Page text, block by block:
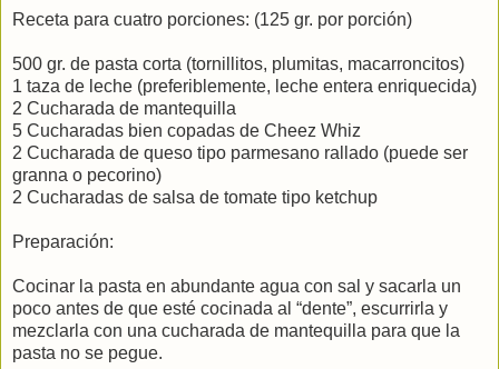
Receta para cuatro porciones: (125 gr. por porción)
500 gr. de pasta corta (tornillitos, plumitas, macarroncitos)
1 taza de leche (preferiblemente, leche entera enriquecida)
2 Cucharada de mantequilla
5 Cucharadas bien copadas de Cheez Whiz
2 Cucharada de queso tipo parmesano rallado (puede ser
granna o pecorino)
2 Cucharadas de salsa de tomate tipo ketchup
Preparación:
Cocinar la pasta en abundante agua con sal y sacarla un
poco antes de que esté cocinada al “dente”, escurrirla y
mezclarla con una cucharada de mantequilla para que la
pasta no se pegue.